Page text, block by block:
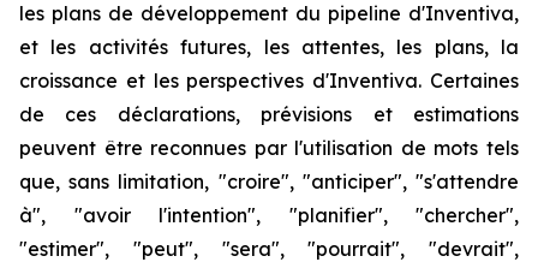
les plans de développement du pipeline d'Inventiva,
et les activités futures, les attentes, les plans, la
croissance et les perspectives d'Inventiva. Certaines
de ces déclarations, prévisions et estimations
peuvent être reconnues par l'utilisation de mots tels
que, sans limitation, "croire", "anticiper", "s'attendre
à", "avoir l'intention", "planifier", "chercher",
"estimer", "peut", "sera", "pourrait", "devrait",